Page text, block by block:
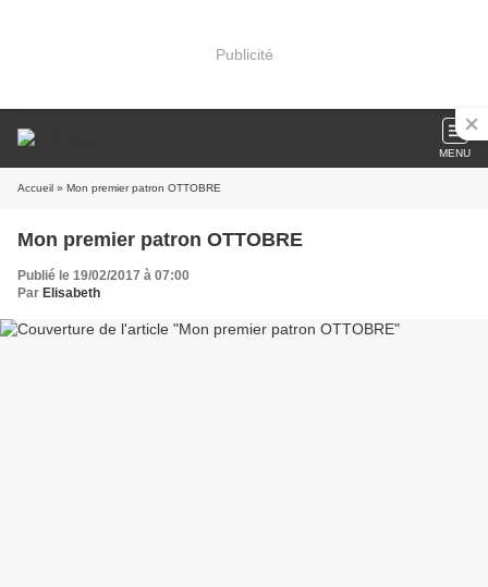
Publicité
MENU
Accueil » Mon premier patron OTTOBRE
Mon premier patron OTTOBRE
Publié le 19/02/2017 à 07:00
Par Elisabeth